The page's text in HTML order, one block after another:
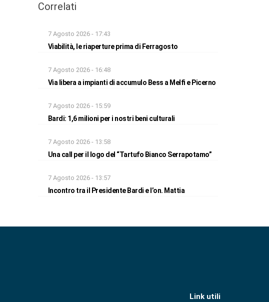
Correlati
7 Agosto 2026 - 17:43
Viabilità, le riaperture prima di Ferragosto
7 Agosto 2026 - 16:48
Via libera a impianti di accumulo Bess a Melfi e Picerno
7 Agosto 2026 - 15:59
Bardi: 1,6 milioni per i nostri beni culturali
7 Agosto 2026 - 13:58
Una call per il logo del “Tartufo Bianco Serrapotamo”
7 Agosto 2026 - 13:57
Incontro tra il Presidente Bardi e l’on. Mattia
Link utili